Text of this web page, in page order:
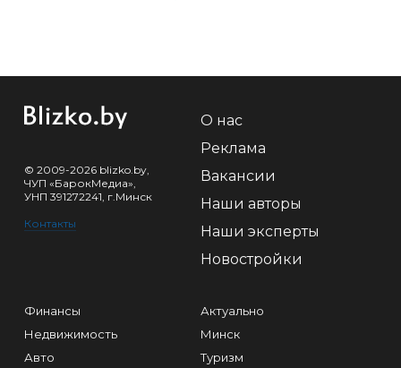
© 2009-2026 blizko.by,
ЧУП «БарокМедиа»,
УНП 391272241, г.Минск
Контакты
О нас
Реклама
Вакансии
Наши авторы
Наши эксперты
Новостройки
Финансы
Недвижимость
Авто
Актуально
Минск
Туризм